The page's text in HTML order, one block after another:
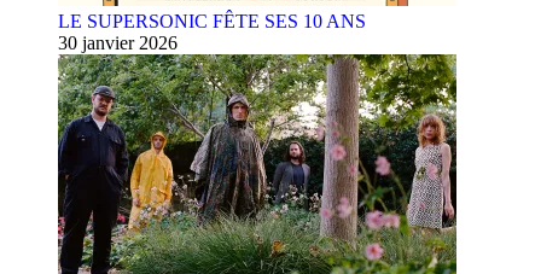
LE SUPERSONIC FÊTE SES 10 ANS
30 janvier 2026